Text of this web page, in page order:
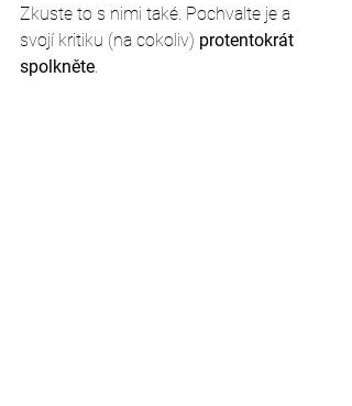
Zkuste to s nimi také. Pochvalte je a
svojí kritiku (na cokoliv) protentokrát
spolkněte.